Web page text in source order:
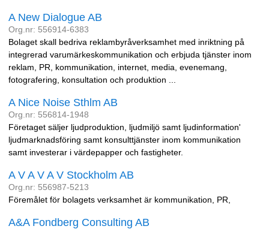
A New Dialogue AB
Org.nr: 556914-6383
Bolaget skall bedriva reklambyråverksamhet med inriktning på
integrerad varumärkeskommunikation och erbjuda tjänster inom
reklam, PR, kommunikation, internet, media, evenemang,
fotografering, konsultation och produktion ...
A Nice Noise Sthlm AB
Org.nr: 556814-1948
Företaget säljer ljudproduktion, ljudmiljö samt ljudinformation'
ljudmarknadsföring samt konsulttjänster inom kommunikation
samt investerar i värdepapper och fastigheter.
A V A V A V Stockholm AB
Org.nr: 556987-5213
Föremålet för bolagets verksamhet är kommunikation, PR,
A&A Fondberg Consulting AB